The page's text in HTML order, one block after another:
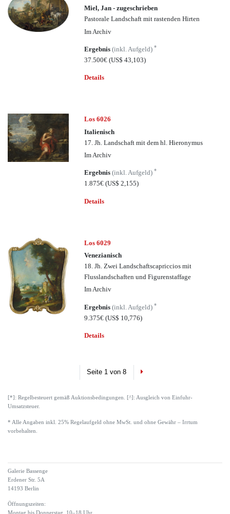
Miel, Jan - zugeschrieben
Pastorale Landschaft mit rastenden Hirten
Im Archiv
Ergebnis(inkl. Aufgeld)*
37.500€(US$ 43,103)
Details
Los 6026
Italienisch
17. Jh. Landschaft mit dem hl. Hieronymus
Im Archiv
Ergebnis(inkl. Aufgeld)*
1.875€(US$ 2,155)
Details
Los 6029
Venezianisch
18. Jh. Zwei Landschaftscapriccios mit
Flusslandschaften und Figurenstaffage
Im Archiv
Ergebnis(inkl. Aufgeld)*
9.375€(US$ 10,776)
Details
Seite 1 von 8 Next
[*]: Regelbesteuert gemäß Auktionsbedingungen. [^]: Ausgleich von Einfuhr-
Umsatzsteuer.
* Alle Angaben inkl. 25% Regelaufgeld ohne MwSt. und ohne Gewähr – Irrtum
vorbehalten.
Galerie Bassenge
Erdener Str. 5A
14193 Berlin
Öffnungszeiten:
Montag bis Donnerstag, 10–18 Uhr,